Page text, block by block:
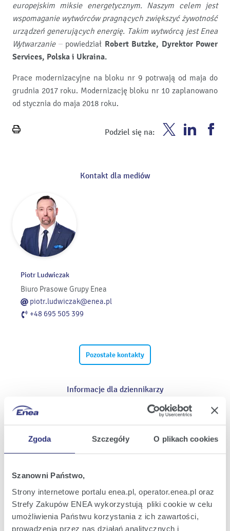
Zgoda Szczegóły O plikach cookies
Szanowni Państwo,
Strony internetowe portalu enea.pl, operator.enea.pl oraz
Strefy Zakupów ENEA wykorzystują pliki cookie w celu
umożliwienia Państwu korzystania z ich zawartości,
prowadzenia przez nas działań analitycznych i
europejskim miksie energetycznym. Naszym celem jest
wspomaganie wytwórców pragnących zwiększyć żywotność
urządzeń generujących energię. Takim wytwórcą jest Enea
Wytwarzanie– powiedział Robert Butzke, Dyrektor Power
Services, Polska i Ukraina.
Prace modernizacyjne na bloku nr 9 potrwają od maja do
grudnia 2017 roku. Modernizację bloku nr 10 zaplanowano
od stycznia do maja 2018 roku.
Wydrukuj
Podziel się na:
Enea Enea
Kontakt dla mediów
Piotr Ludwiczak
Biuro Prasowe Grupy Enea
piotr.ludwiczak@enea.pl
+48 695 505 399
Pozostałe kontakty
Informacje dla dziennikarzy
Najnowsze informacje prasowe i
nowości z Grupy Enea w Twojej
skrzynce e-mail.
Załączniki